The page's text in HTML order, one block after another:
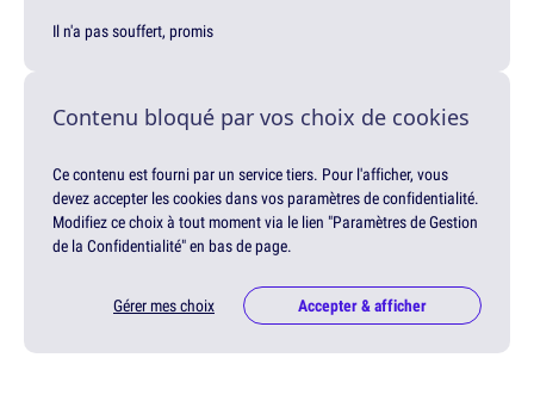
Il n'a pas souffert, promis
Contenu bloqué par vos choix de cookies
Ce contenu est fourni par un service tiers. Pour l'afficher, vous
devez accepter les cookies dans vos paramètres de confidentialité.
Modifiez ce choix à tout moment via le lien "Paramètres de Gestion
de la Confidentialité" en bas de page.
Gérer mes choix Accepter & afficher